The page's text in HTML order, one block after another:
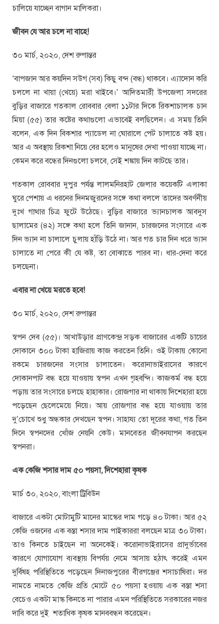
চালিয়ে যাচ্ছেন বাগান মালিকরা।
জীবন যে আর চলে না বাহে!
৩০ মার্চ, ২০২০, দেশ রুপান্তর
‘বাপজান আর কয়দিন সউগ (সব) কিছু বন্দ (বন্ধ) থাকবে। এ্যাদোন করি
চললে না খায়া (খেয়ে) মরা খাইবে।’ আদিতমারী উপজেলা সদরের
বুড়ির বাজারে গতকাল রোববার বেলা ১১টার দিকে রিকশাচালক চান
মিয়া (৫৫) তার কষ্টের কথাগুলো এভাবেই বলছিলেন। এ সময় তিনি
বলেন, এক দিন বিকশার প্যাডেল না ঘোরালে পেট চালাতে কষ্ট হয়।
আর এ অবস্থায় রিকশা নিয়ে বের হলেও মানুষের দেখা পাওয়া যাচ্ছে না।
কেমন করে বন্ধের দিনগুলো চলবে, সেই শঙ্কায় দিন কাটছে তার।
গতকাল রোববার দুপুর পর্যন্ত লালমনিরহাট জেলার কয়েকটি এলাকা
ঘুরে পেশায় এ ধরনের দিনমজুরদের সঙ্গে কথা বললে তাদের অবর্ণনীয়
দুঃখ গাথার চিত্র ফুটে উঠেছে। বুড়ির বাজারে ভ্যানচালক আবদুস
ছালামের (৪২) সঙ্গে কথা হলে তিনি জানান, চারজনের সংসারে এক
দিন ভ্যান না চালালে চুলায় হাঁড়ি উঠে না। আর গত চার দিন ধরে ভ্যান
চালাতে না পেরে কী যে কষ্ট, তা বোঝাতে পারব না। ধার-দেনা করে
চলছেনা।
এবার না খেয়ে মরতে হবে!
৩০ মার্চ, ২০২০, দেশ রুপান্তর
স্বপন দেব (৫৫)। আখাউড়ার প্রাণকেন্দ্র সড়ক বাজারের একটি চায়ের
দোকানে ৩০০ টাকা হাজিরায় কাজ করতেন তিনি। ওই টাকায় কোনো
রকমে চারজনের সংসার চালাতেন। করোনাভাইরাসের কারণে
দোকানপাট বন্ধ হয়ে যাওয়ায় স্বপন এখন গৃহবন্দি। কাজকর্ম বন্ধ হয়ে
পড়ায় তার সংসারে চলছে হাহাকার। রোজগার না থাকায় দিশেহারা হয়ে
পড়েছেন ছেলেমেয়ে নিয়ে। আয় রোজগার বন্ধ হয়ে যাওয়ায় তার
দু’চোখে শুধু অন্ধকার দেখছেন স্বপন। সাহায্য তো দূরের কথা, গত তিন
দিনে স্বপনদের খোঁজ নেয়নি কেউ। মানবেতর জীবনযাপন করছেন
স্বপনরা।
এক কেজি শসার দাম ৫০ পয়সা, দিশেহারা কৃষক
মার্চ ৩০, ২০২০, বাংলা ট্রিবিউন
বাজারে একটা মোটামুটি মানের মাস্কের দাম গড়ে ৪০ টাকা। আর ৫২
কেজি ওজনের এক বস্তা শসার দাম পাইকাররা বলছেন মাত্র ৩০ টাকা।
তাও কিনতে চাইছেন না অনেকেই। করোনাভাইরাসের প্রাদুর্ভাবের
কারণে যোগাযোগ ব্যবস্থায় বিপর্যয় নেমে আসায় হঠাৎ করেই এমন
দুর্বিষহ পরিস্থিতিতে পড়েছেন দিনাজপুরের বীরগঞ্জের শসাচাষিরা। দর
নামতে নামতে কেজি প্রতি মোটে ৫০ পয়সা হওয়ায় এক বস্তা শসা
বেচেও একটা মাস্ক কিনতে না পারার এমন পরিস্থিতিতে সরকারের নজর
দাবি করে দুই শতাধিক কৃষক মানববন্ধন করেছেন।